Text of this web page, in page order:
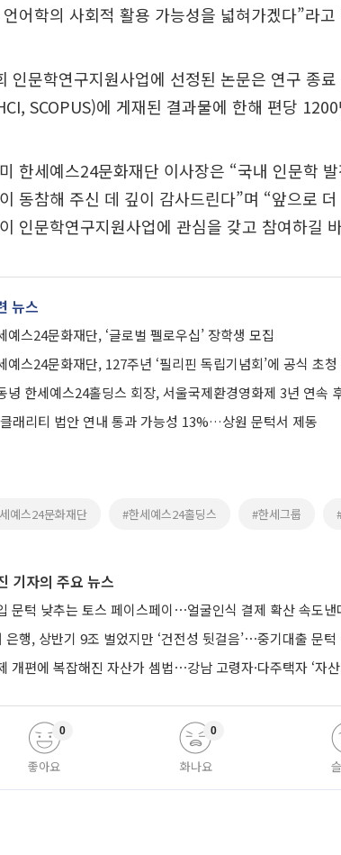
어학의 사회적 활용 가능성을 넓혀가겠다”라고
인문학연구지원사업에 선정된 논문은 연구 종
SCOPUS)에 게재된 결과물에 한해 편당
한세예스24문화재단 이사장은 “국내 인문학
동참해 주신 데 깊이 감사드린다”며 “앞으로
인문학연구지원사업에 관심을 갖고 참여하길
뉴스
예스24문화재단, ‘글로벌 펠로우십’ 장학생 모집
예스24문화재단, 127주년 ‘필리핀 독립기념회’에 공식 초청
녕 한세예스24홀딩스 회장, 서울국제환경영화제 3년 연속
래리티 법안 연내 통과 가능성 13%…상원 문턱서 제동
예스24문화재단 #한세예스24홀딩스 #한세그룹
기자의 주요 뉴스
문턱 낮추는 토스 페이스페이⋯얼굴인식 결제 확산 속도낸
은행, 상반기 9조 벌었지만 ‘건전성 뒷걸음’⋯중기대출 문턱
개편에 복잡해진 자산가 셈법⋯강남 고령자·다주택자 ‘자
좋아요
0
화나요
0